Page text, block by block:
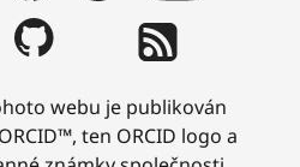
webu je publikován
ten ORCID logo a